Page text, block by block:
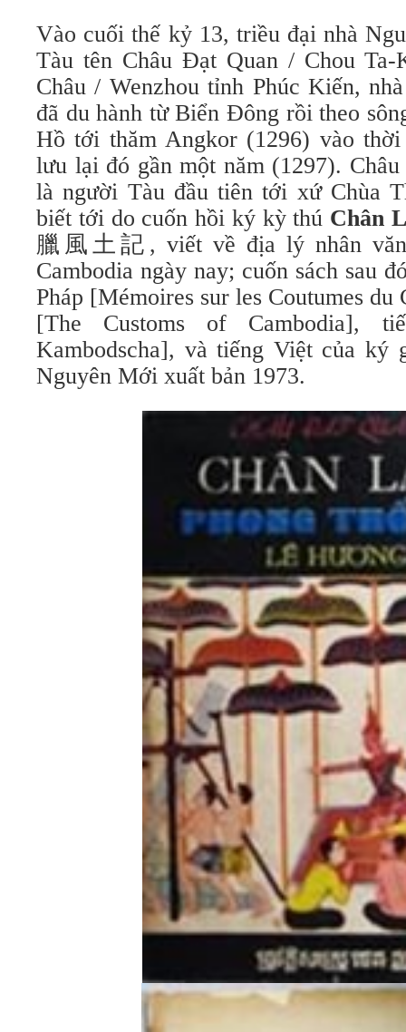
Vào cuối thế kỷ 13, triều đại nhà
Tàu tên Châu Đạt Quan / Chou
Châu / Wenzhou tỉnh Phúc Kiến,
đã du hành từ Biển Đông rồi theo
Hồ tới thăm Angkor (1296) vào
lưu lại đó gần một năm (1297).
là người Tàu đầu tiên tới xứ Chùa
biết tới do cuốn hồi ký kỳ thú Chân
臘風土記, viết về địa lý nhân
Cambodia ngày nay; cuốn sách sau
Pháp [Mémoires sur les Coutumes
[The Customs of Cambodia],
Kambodscha], và tiếng Việt của
Nguyên Mới xuất bản 1973.